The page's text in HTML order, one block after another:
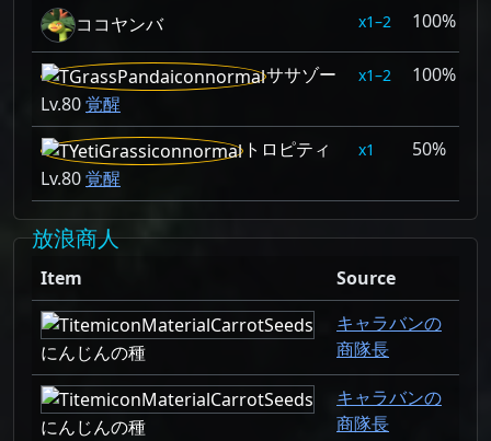
ココヤンバ 1–2 100%
ササゾー
Lv.80覚醒
1–2 100%
トロピティ
Lv.80覚醒
1 50%
放浪商人
Item Source
にんじんの種
キャラバンの
商隊長
にんじんの種
キャラバンの
商隊長